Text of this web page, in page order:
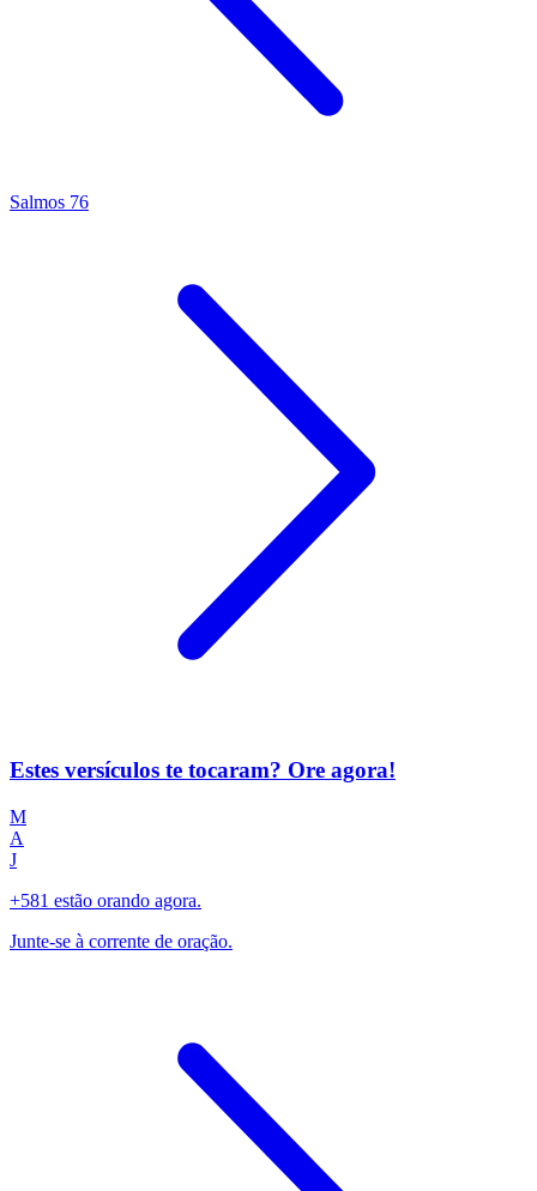
Salmos 76
Estes versículos te tocaram? Ore agora!
M
A
J
+581 estão orando agora.
Junte-se à corrente de oração.